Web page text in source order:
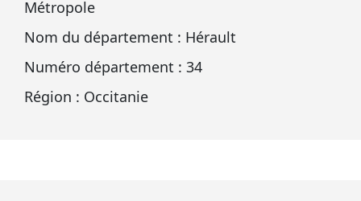
Métropole
Nom du département : Hérault
Numéro département : 34
Région : Occitanie